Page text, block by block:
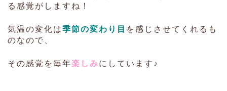
る感覚がしますね！
気温の変化は季節の変わり目 を感じさせてくれるも
のなので、
その感覚を毎年楽しみにしています♪